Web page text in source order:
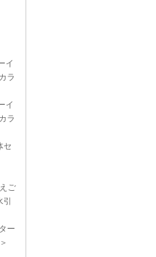
イ
ラ
イ
ラ
セ
ご
ー